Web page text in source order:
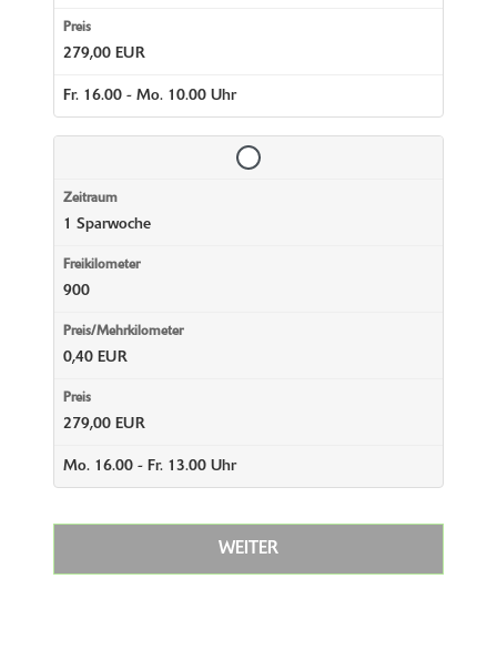
279,00 EUR
Fr. 16.00 - Mo. 10.00 Uhr
1 Sparwoche
900
0,40 EUR
279,00 EUR
Mo. 16.00 - Fr. 13.00 Uhr
WEITER